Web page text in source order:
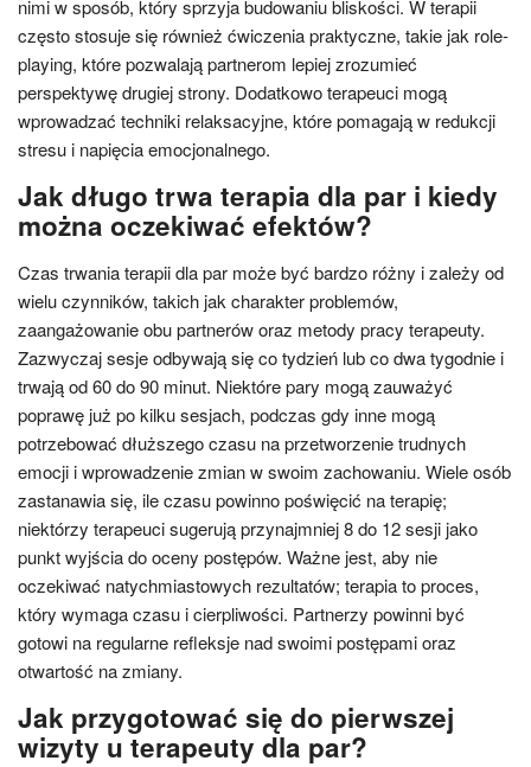
nimi w sposób, który sprzyja budowaniu bliskości. W terapii
często stosuje się również ćwiczenia praktyczne, takie jak role-
playing, które pozwalają partnerom lepiej zrozumieć
perspektywę drugiej strony. Dodatkowo terapeuci mogą
wprowadzać techniki relaksacyjne, które pomagają w redukcji
stresu i napięcia emocjonalnego.
Jak długo trwa terapia dla par i kiedy
można oczekiwać efektów?
Czas trwania terapii dla par może być bardzo różny i zależy od
wielu czynników, takich jak charakter problemów,
zaangażowanie obu partnerów oraz metody pracy terapeuty.
Zazwyczaj sesje odbywają się co tydzień lub co dwa tygodnie i
trwają od 60 do 90 minut. Niektóre pary mogą zauważyć
poprawę już po kilku sesjach, podczas gdy inne mogą
potrzebować dłuższego czasu na przetworzenie trudnych
emocji i wprowadzenie zmian w swoim zachowaniu. Wiele osób
zastanawia się, ile czasu powinno poświęcić na terapię;
niektórzy terapeuci sugerują przynajmniej 8 do 12 sesji jako
punkt wyjścia do oceny postępów. Ważne jest, aby nie
oczekiwać natychmiastowych rezultatów; terapia to proces,
który wymaga czasu i cierpliwości. Partnerzy powinni być
gotowi na regularne refleksje nad swoimi postępami oraz
otwartość na zmiany.
Jak przygotować się do pierwszej
wizyty u terapeuty dla par?